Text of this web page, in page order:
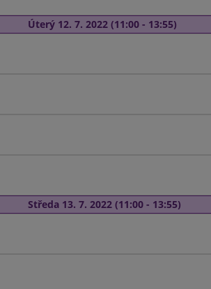
Úterý 12. 7. 2022 (11:00 - 13:55)
Středa 13. 7. 2022 (11:00 - 13:55)